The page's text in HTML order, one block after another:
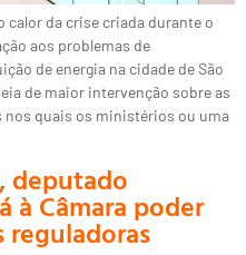
calor da crise criada durante o
aos problemas de
de energia na cidade de São
de maior intervenção sobre as
nos quais os ministérios ou uma
deputado
à Câmara poder
reguladoras